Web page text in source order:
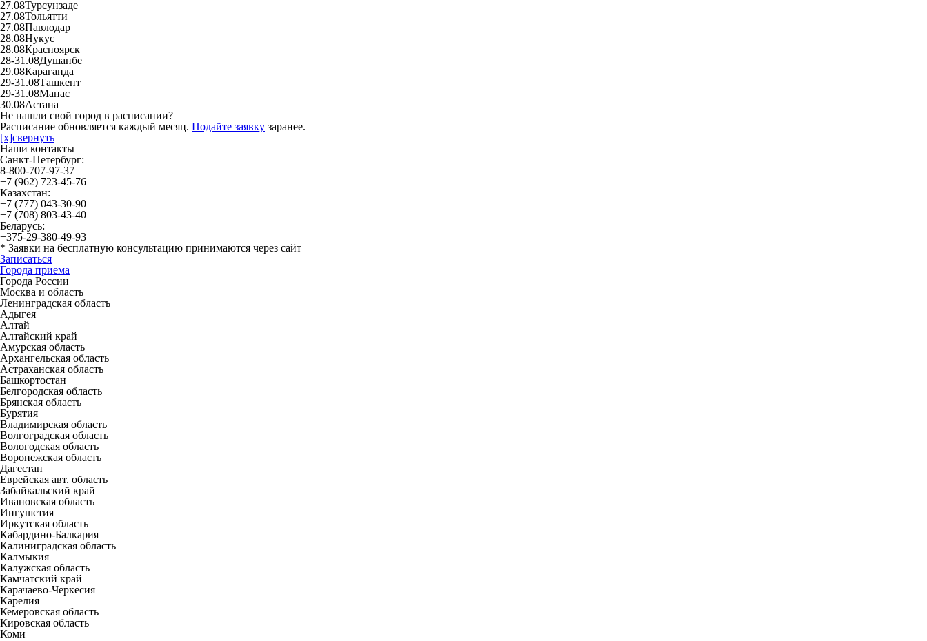
27.08Турсунзаде
27.08Тольятти
27.08Павлодар
28.08Нукус
28.08Красноярск
28-31.08Душанбе
29.08Караганда
29-31.08Ташкент
29-31.08Манас
30.08Астана
Не нашли свой город в расписании?
Расписание обновляется каждый месяц. Подайте заявку заранее.
[x]свернуть
Наши контакты
Санкт-Петербург:
8-800-707-97-37
+7 (962) 723-45-76
Казахстан:
+7 (777) 043-30-90
+7 (708) 803-43-40
Беларусь:
+375-29-380-49-93
* Заявки на бесплатную консультацию принимаются через сайт
Записаться
Города приема
Города России
Москва и область
Ленинградская область
Адыгея
Алтай
Алтайский край
Амурская область
Архангельская область
Астраханская область
Башкортостан
Белгородская область
Брянская область
Бурятия
Владимирская область
Волгоградская область
Вологодская область
Воронежская область
Дагестан
Еврейская авт. область
Забайкальский край
Ивановская область
Ингушетия
Иркутская область
Кабардино-Балкария
Калиниградская область
Калмыкия
Калужская область
Камчатский край
Карачаево-Черкесия
Карелия
Кемеровская область
Кировская область
Коми